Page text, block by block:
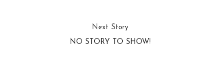
Next Story
NO STORY TO SHOW!